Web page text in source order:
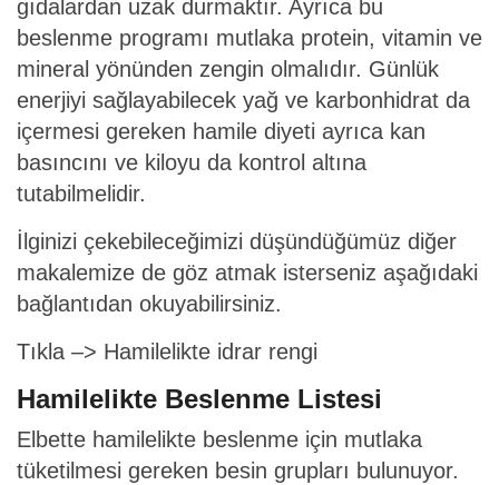
gıdalardan uzak durmaktır. Ayrıca bu
beslenme programı mutlaka protein, vitamin ve
mineral yönünden zengin olmalıdır. Günlük
enerjiyi sağlayabilecek yağ ve karbonhidrat da
içermesi gereken hamile diyeti ayrıca kan
basıncını ve kiloyu da kontrol altına
tutabilmelidir.
İlginizi çekebileceğimizi düşündüğümüz diğer
makalemize de göz atmak isterseniz aşağıdaki
bağlantıdan okuyabilirsiniz.
Tıkla –> Hamilelikte idrar rengi
Hamilelikte Beslenme Listesi
Elbette hamilelikte beslenme için mutlaka
tüketilmesi gereken besin grupları bulunuyor.